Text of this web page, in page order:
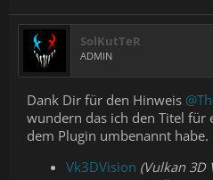
SolKutTeR
ADMIN
Dank Dir für den Hinweis
wundern das ich den Titel für
dem Plugin umbenannt habe.
Vk3DVision (Vulkan 3D